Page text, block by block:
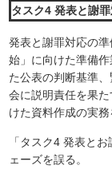
タスク4 発表と謝
発表と謝罪対応の
始」に向けた準備
た公表の判断基準
会に説明責任を果
けた資料作成の実務
「タスク4 発表と
ェーズを誤る。